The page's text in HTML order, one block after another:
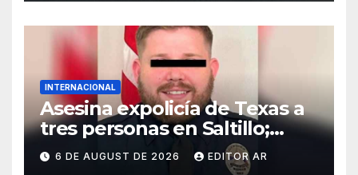
INTERNACIONAL
Asesina expolicía de Texas a
tres personas en Saltillo;
huye con un menor
6 DE AUGUST DE 2026 EDITOR AR